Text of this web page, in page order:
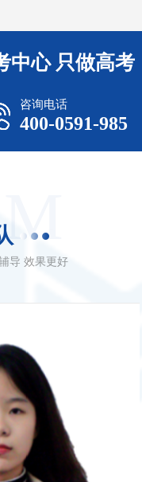
中心 只做高考
咨询电话
400-0591-985
导 效果更好